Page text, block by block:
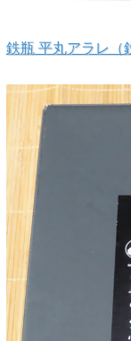
鉄瓶 平丸アラレ（